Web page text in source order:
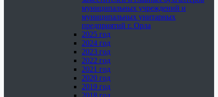
муниципальных учреждений и
муниципальных унитарных
предприятий г. Орла
2025 год
2024 год
2023 год
2022 год
2021 год
2020 год
2019 год
2018 год